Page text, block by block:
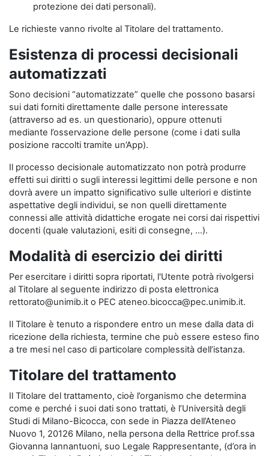
protezione dei dati personali).
Le richieste vanno rivolte al Titolare del trattamento.
Esistenza di processi decisionali
automatizzati
Sono decisioni “automatizzate” quelle che possono basarsi
sui dati forniti direttamente dalle persone interessate
(attraverso ad es. un questionario), oppure ottenuti
mediante l’osservazione delle persone (come i dati sulla
posizione raccolti tramite un’App).
Il processo decisionale automatizzato non potrà produrre
effetti sui diritti o sugli interessi legittimi delle persone e non
dovrà avere un impatto significativo sulle ulteriori e distinte
aspettative degli individui, se non quelli direttamente
connessi alle attività didattiche erogate nei corsi dai rispettivi
docenti (quale valutazioni, esiti di consegne, …).
Modalità di esercizio dei diritti
Per esercitare i diritti sopra riportati, l'Utente potrà rivolgersi
al Titolare al seguente indirizzo di posta elettronica
rettorato@unimib.it o PEC ateneo.bicocca@pec.unimib.it.
Il Titolare è tenuto a rispondere entro un mese dalla data di
ricezione della richiesta, termine che può essere esteso fino
a tre mesi nel caso di particolare complessità dell’istanza.
Titolare del trattamento
Il Titolare del trattamento, cioè l’organismo che determina
come e perché i suoi dati sono trattati, è l’Università degli
Studi di Milano-Bicocca, con sede in Piazza dell’Ateneo
Nuovo 1, 20126 Milano, nella persona della Rettrice prof.ssa
Giovanna Iannantuoni, suo Legale Rappresentante, (d’ora in